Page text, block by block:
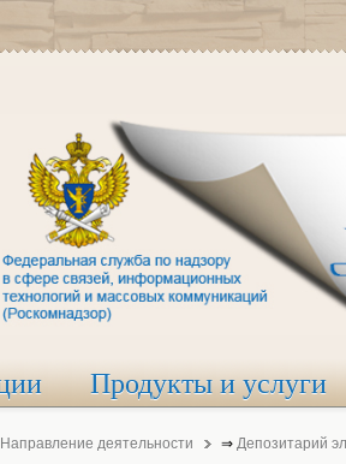
Продукты и услуги
Направление деятельности ⇒ Депозитарий